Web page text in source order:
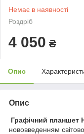
Немає в наявності
Роздріб
4 050 ₴
Опис
Опис
Графічний планшет
нововведенням